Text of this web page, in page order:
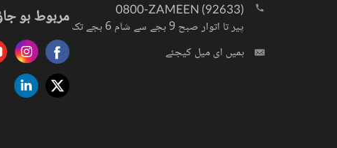
0800-ZAMEEN (92633)
پیر تا اتوار صبح 9 بجے سے شام 6 بجے تک
ہمیں ای میل کیجئے
مربوط ہو